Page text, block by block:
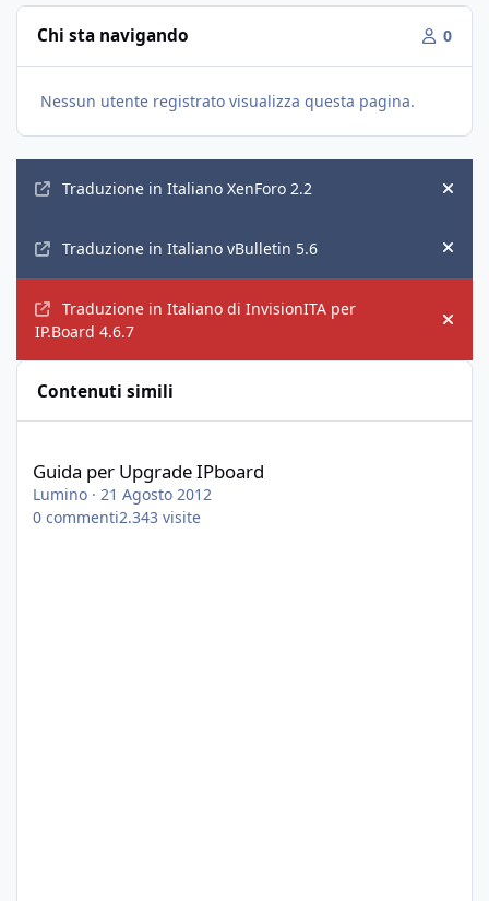
Chi sta navigando 0
Nessun utente registrato visualizza questa pagina.
Traduzione in Italiano XenForo 2.2
Hide
Traduzione in Italiano vBulletin 5.6 Hide
Traduzione in Italiano di InvisionITA per
IP.Board 4.6.7
Hide
Contenuti simili
Guida per Upgrade IPboard
Lumino · 21 Agosto 2012
0 commenti2.343 visite